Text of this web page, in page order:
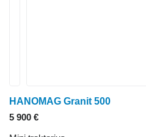
HANOMAG Granit 500
5 900 €